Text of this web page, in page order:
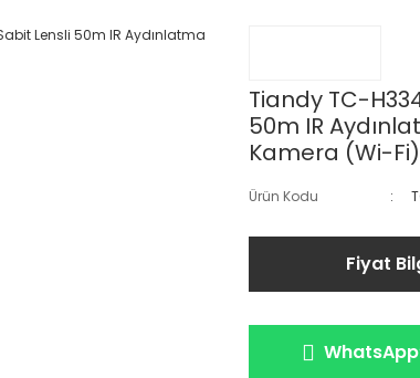
Tiandy TC-
50m IR
Kamera (Wi-Fi)
Ürün Kodu
Fiyat